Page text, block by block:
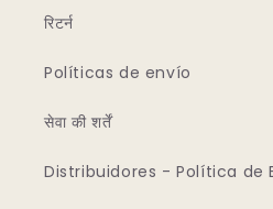
रिटर्न
Políticas de envío
सेवा की शर्तें
Distribuidores - Política de